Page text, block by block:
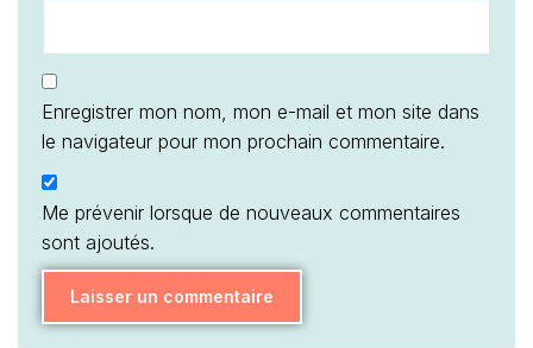
Enregistrer mon nom, mon e-mail et mon site dans
le navigateur pour mon prochain commentaire.
Me prévenir lorsque de nouveaux commentaires
sont ajoutés.